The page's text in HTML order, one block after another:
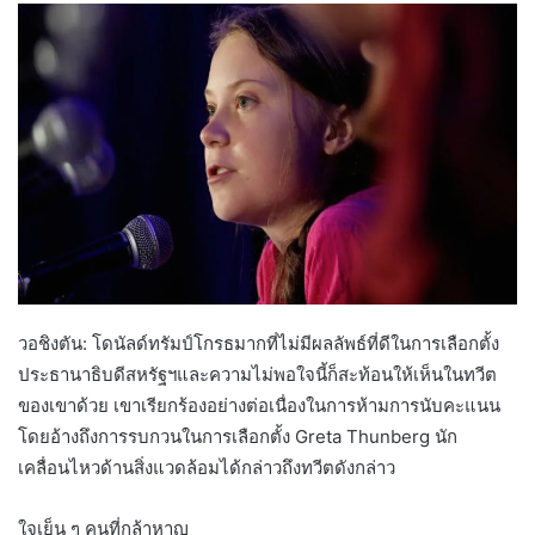
วอชิงตัน: ​​โดนัลด์ทรัมป์โกรธมากที่ไม่มีผลลัพธ์ที่ดีในการเลือกตั้ง
ประธานาธิบดีสหรัฐฯและความไม่พอใจนี้ก็สะท้อนให้เห็นในทวีต
ของเขาด้วย เขาเรียกร้องอย่างต่อเนื่องในการห้ามการนับคะแนน
โดยอ้างถึงการรบกวนในการเลือกตั้ง Greta Thunberg นัก
เคลื่อนไหวด้านสิ่งแวดล้อมได้กล่าวถึงทวีตดังกล่าว
ใจเย็น ๆ คนที่กล้าหาญ